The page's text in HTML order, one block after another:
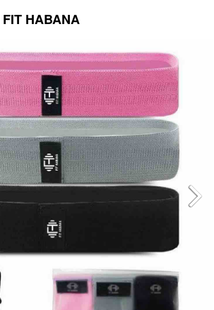
FIT HABANA